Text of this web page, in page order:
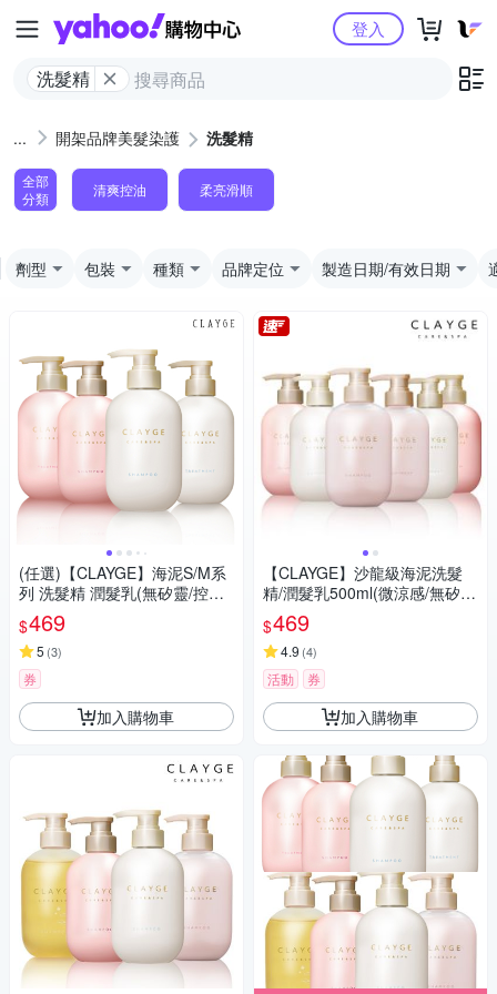
Yahoo購物中心
洗髮精
登入
開架品牌美髮染護 洗髮精
全部
分類
清爽控油 柔亮滑順
劑型 包裝 種類 品牌定位 製造日期/有效日期
(任選)【CLAYGE】海泥S/M系
列 洗髮精 潤髮乳(無矽靈/控油/
沙龍級/蓬鬆柔順/舒緩調理/500
ml)
$469
5 (3)
券
加入購物車
【CLAYGE】沙龍級海泥洗髮
精/潤髮乳500ml(微涼感/無矽
靈)
$469
4.9 (4)
活動 券
加入購物車